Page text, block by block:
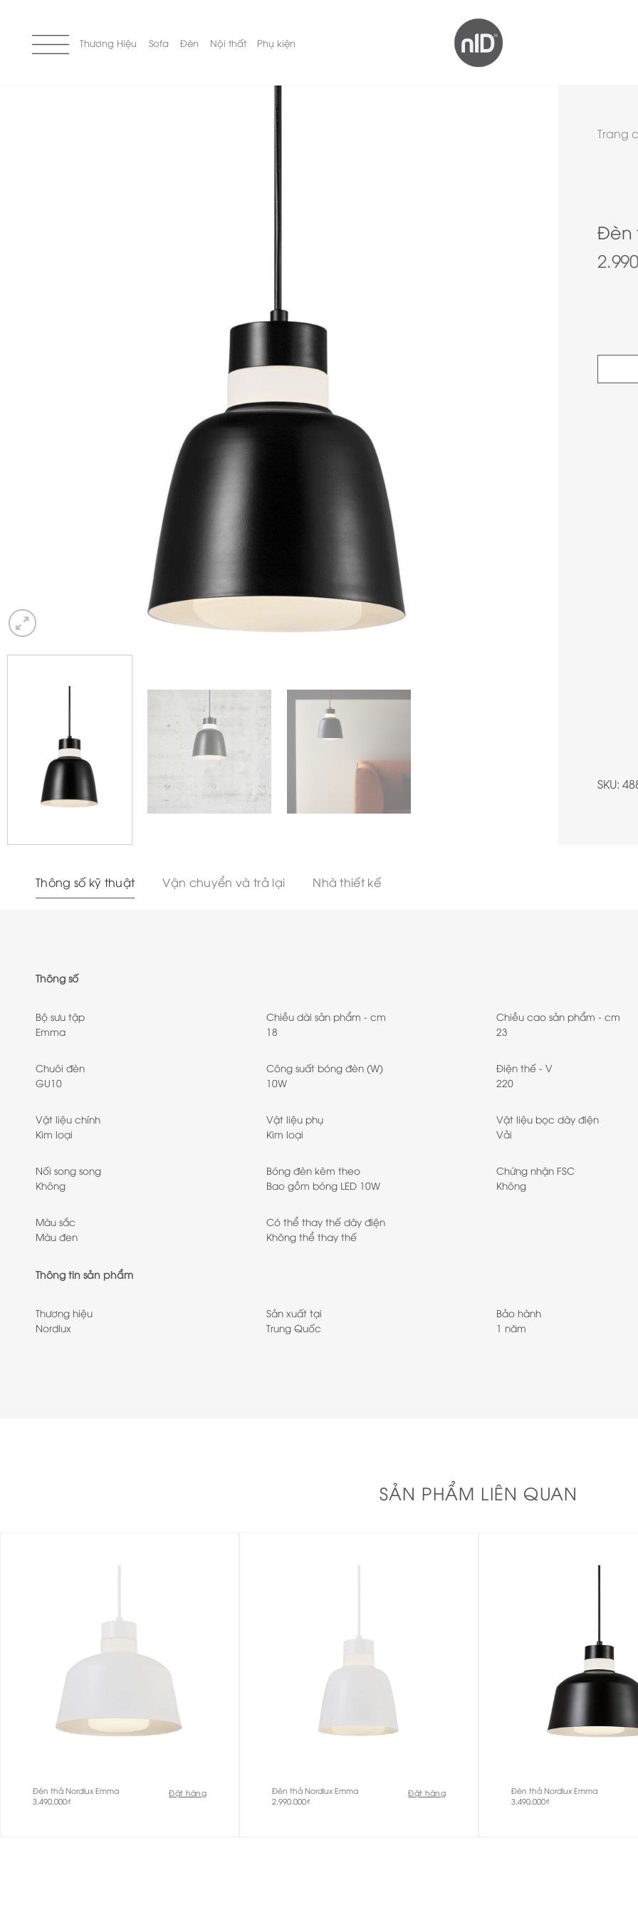
content
Thương Hiệu Sofa Đèn Nội thất Phụ kiện
Trang
Đèn
SKU:
Thông số kỹ thuật Vận chuyển và trả lại Nhà thiết kế
Thông số
Bộ sưu tập
Emma
Chiều dài sản phẩm - cm
18
Chiều cao sản phẩm - cm
23
Chuôi đèn
GU10
Công suất bóng đèn (W)
10W
Điện thế - V
220
Vật liệu chính
Kim loại
Vật liệu phụ
Kim loại
Vật liệu bọc dây điện
Vải
Nối song song
Không
Bóng đèn kèm theo
Bao gồm bóng LED 10W
Chứng nhận FSC
Không
Màu sắc
Màu đen
Có thể thay thế dây điện
Không thể thay thế
Thông tin sản phẩm
Thương hiệu
Nordlux
Sản xuất tại
Trung Quốc
Bảo hành
1 năm
SẢN PHẨM LIÊN QUAN
Đèn thả Nordlux Emma
3.490.000₫
Đặt hàng
Đèn thả Nordlux Emma
2.990.000₫
Đặt hàng
Đèn thả Nordlux Emma
3.490.000₫